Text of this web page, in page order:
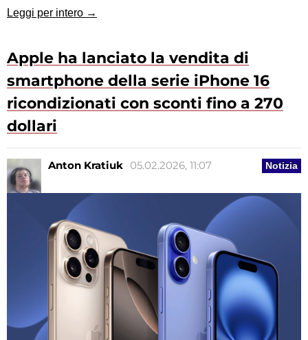
Leggi per intero →
Apple ha lanciato la vendita di
smartphone della serie iPhone 16
ricondizionati con sconti fino a 270
dollari
Notizia
Anton Kratiuk 05.02.2026, 11:07